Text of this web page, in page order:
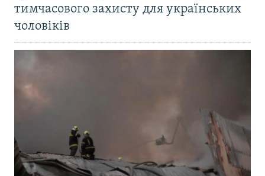
тимчасового захисту для українських
чоловіків